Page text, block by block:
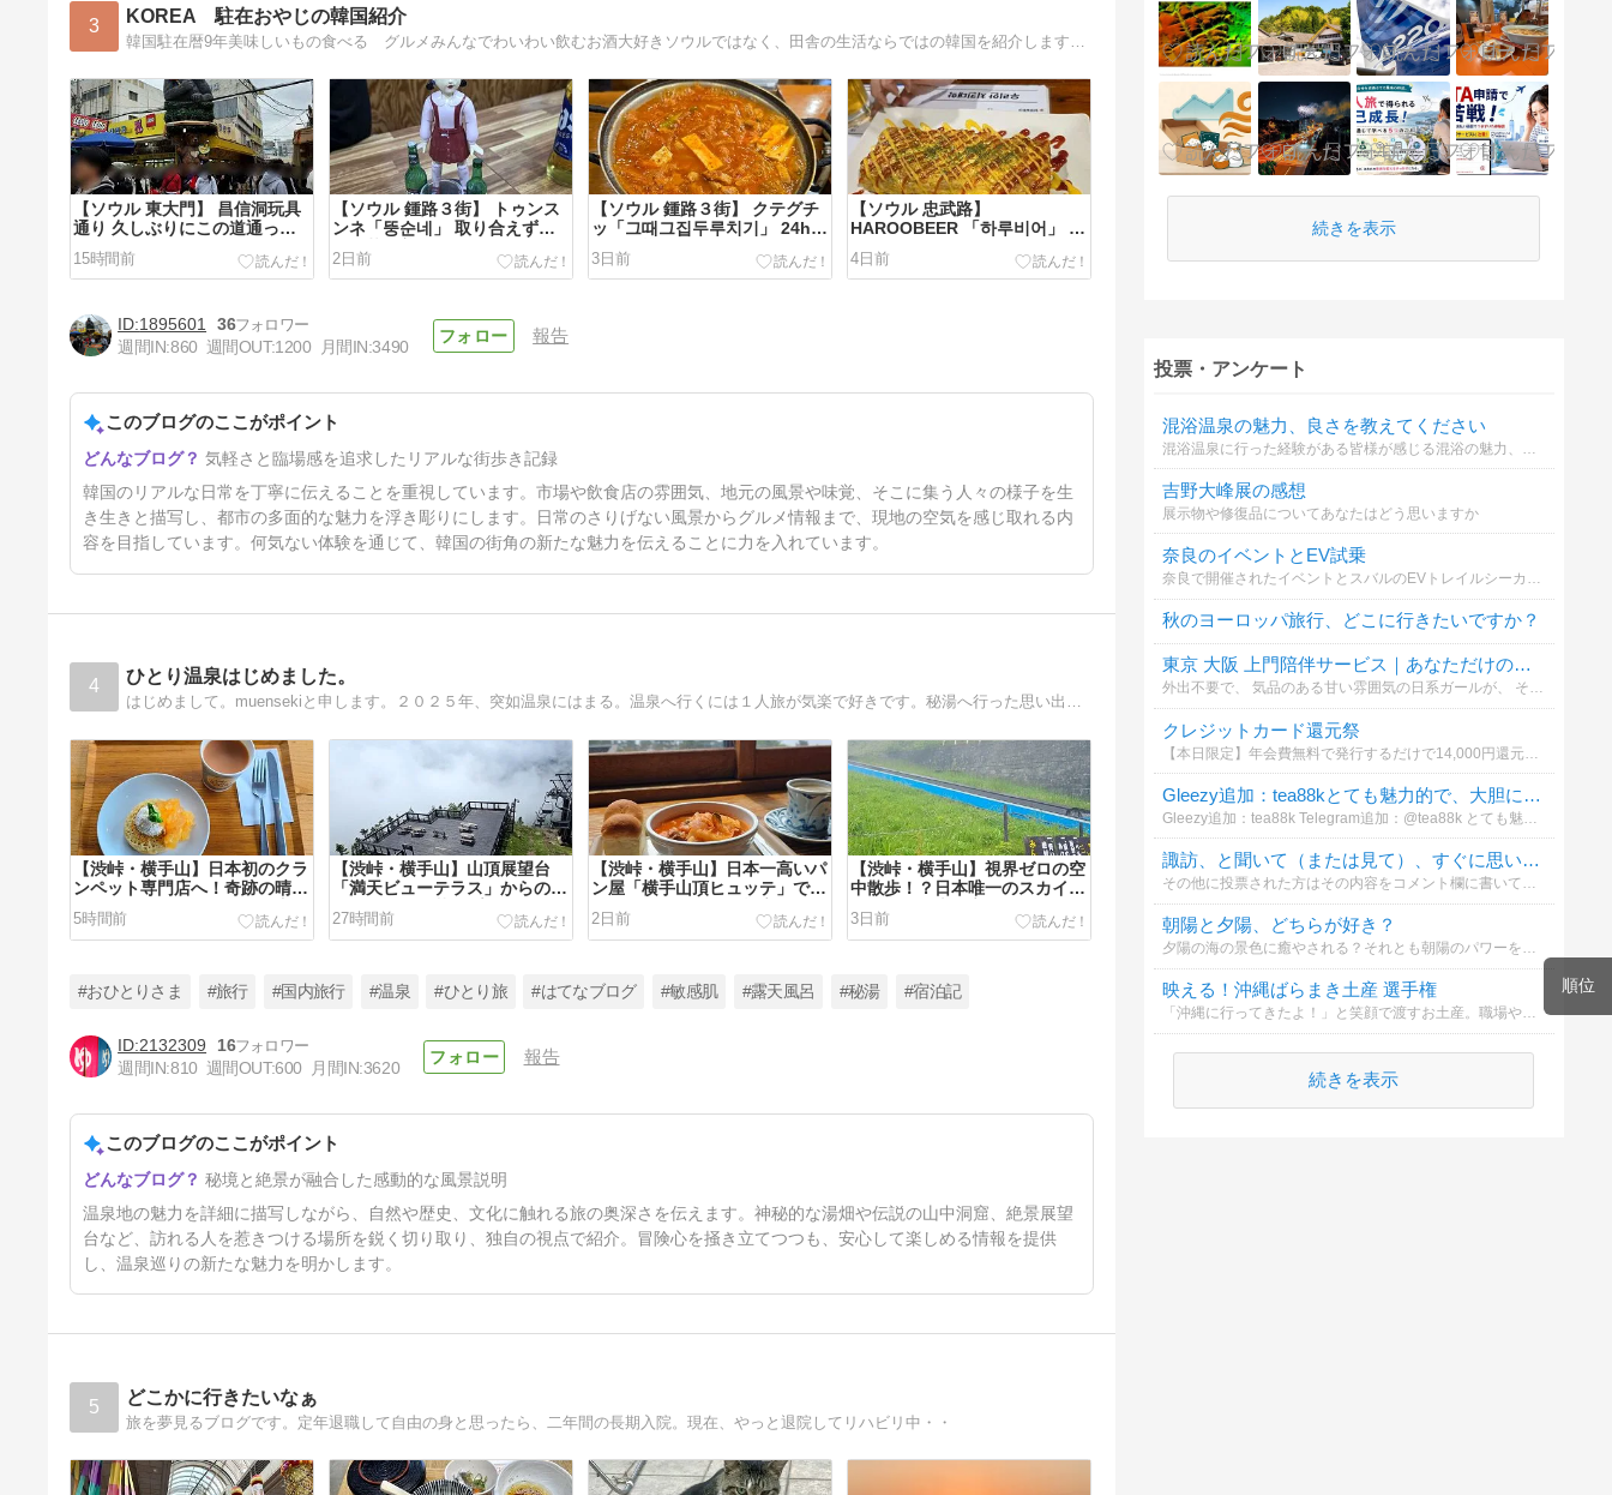
順位
3 KOREA 駐在おやじの韓国紹介
【ソウル 東大門】 昌信洞玩具
通り 久しぶりにこの道通って
みました
15時間前
【ソウル 鍾路３街】 トゥンス
ンネ「뚱순네」 取り合えずこ
こで落ち着きます
2日前
【ソウル 鍾路３街】 クテグチ
ッ「그때그집두루치기」 24h
お一人様OK とっても使いやす
い韓国食堂です
3日前
【ソウル 忠武路】
HAROOBEER 「하루비어」 お
腹いっぱいなので かるめのつ
まみにビール ＾＾
4日前
【ソウル 忠武路】 ハヤンチプ
「하얀집 1호점」 以前行って
してきました
5日前
1895601
36
週間IN:860 週間OUT:1200 月間IN:3490
報告
このブログのここがポイント
気軽さと臨場感を追求したリアルな街歩き記録
韓国のリアルな日常を丁寧に伝えることを重視しています。市場や飲食店の雰囲気、地元の風景や味覚、そこに集う人々の様子を生
き生きと描写し、都市の多面的な魅力を浮き彫りにします。日常のさりげない風景からグルメ情報まで、現地の空気を感じ取れる内
容を目指しています。何気ない体験を通じて、韓国の街角の新たな魅力を伝えることに力を入れています。
4 ひとり温泉はじめました。
【渋峠・横手山】日本初のクラ
ンペット専門店へ！奇跡の晴れ
間とパリピなカモシカ｜万座温
泉ひとり旅㊱
5時間前
【渋峠・横手山】山頂展望台
「満天ビューテラス」からの景
色は…！？お花のプーさんと雲
上に浮かぶテラス｜万座温泉ひ
とり旅㉟
27時間前
【渋峠・横手山】日本一高いパ
ン屋「横手山頂ヒュッテ」で絶
品ボルシチランチ！標高
2,307mの雲上レストラン｜万
座温泉ひとり旅㉞
2日前
​【渋峠・横手山】視界ゼロの空
中散歩！？日本唯一のスカイレ
ーターと日本一高いリフトで雨
の山頂へ｜万座温泉ひとり旅㉝
3日前
藤！日本唯一「スカイレータ
ー」で標高2,307mの山頂パン
屋さんへ！？｜万座温泉ひとり
旅㉜
4日前
#おひとりさま #旅行 #国内旅行 #温泉 #ひとり旅 #はてなブログ #敏感肌 #露天風呂 #秘湯 #宿泊記
2132309
16
週間IN:810 週間OUT:600 月間IN:3620
報告
このブログのここがポイント
秘境と絶景が融合した感動的な風景説明
温泉地の魅力を詳細に描写しながら、自然や歴史、文化に触れる旅の奥深さを伝えます。神秘的な湯畑や伝説の山中洞窟、絶景展望
台など、訪れる人を惹きつける場所を鋭く切り取り、独自の視点で紹介。冒険心を掻き立てつつも、安心して楽しめる情報を提供
し、温泉巡りの新たな魅力を明かします。
5 どこかに行きたいなぁ
旅を夢見るブログです。定年退職して自由の身と思ったら、二年間の長期入院。現在、やっと退院してリハビリ中・・
続きを表示
投票・アンケート
混浴温泉の魅力、良さを教えてください
吉野大峰展の感想
展示物や修復品についてあなたはどう思いますか
奈良のイベントとEV試乗
奈良で開催されたイベントとスバルのEVトレイルシーカーの感想について
秋のヨーロッパ旅行、どこに行きたいですか？
東京 大阪 上門陪伴サービス｜あなただけの優しさが間もなく到着します
外出不要で、 気品のある甘い雰囲気の日系ガールが、 そっとあなたの側に現れ、リラックスした感覚的な時間へと導きます。 興味がある方はグーグルで「YL8861」を検索してみてください。想像以上のサプライズが待っています
クレジットカード還元祭
Gleezy追加：tea88kとても魅力的で、大胆に遊べる子です。
諏訪、と聞いて（または見て）、すぐに思い浮かぶもの・または行きたいと思う場所は？
その他に投票された方はその内容をコメント欄に書いてくださるとうれしいです。。また、その場合、諏訪地方に近接する場所でついでに行きたいと思う場所などでも結構です。。投票よろしくお願いいたします。。
朝陽と夕陽、どちらが好き？
夕陽の海の景色に癒やされる？それとも朝陽のパワーを感じる？
映える！沖縄ばらまき土産 選手権
「沖縄に行ってきたよ！」と笑顔で渡すお土産。職場や友人、家族など配る相手が多いと、何を選ぶか迷っちゃいますよね。
続きを表示